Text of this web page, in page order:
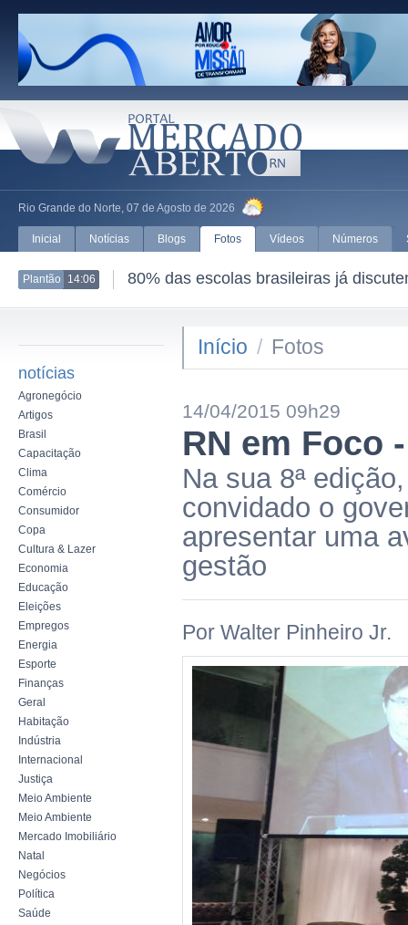
Rio Grande do Norte, 07 de Agosto de 2026
Inicial Notícias Blogs Fotos Vídeos Números
Plantão 14:06 80% das escolas brasileiras já
notícias
Agronegócio
Artigos
Brasil
Capacitação
Clima
Comércio
Consumidor
Copa
Cultura & Lazer
Economia
Educação
Eleições
Empregos
Energia
Esporte
Finanças
Geral
Habitação
Indústria
Internacional
Justiça
Meio Ambiente
Meio Ambiente
Mercado Imobiliário
Natal
Negócios
Política
Saúde
Início / Fotos
14/04/2015 09h29
RN em Foco
Na sua 8ª
convidado o
apresentar uma
gestão
Por Walter Pinheiro Jr.